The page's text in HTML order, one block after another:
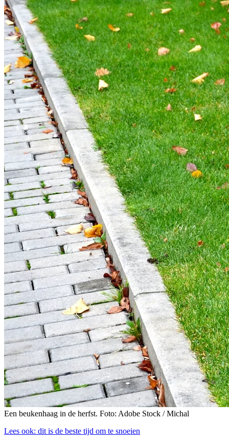
Een beukenhaag in de herfst. Foto: Adobe Stock / Michal
Lees ook: dit is de beste tijd om te snoeien